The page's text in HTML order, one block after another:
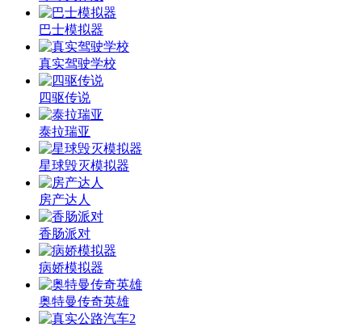
巴士模拟器
真实驾驶学校
四驱传说
泰拉瑞亚
星球毁灭模拟器
房产达人
香肠派对
病娇模拟器
奥特曼传奇英雄